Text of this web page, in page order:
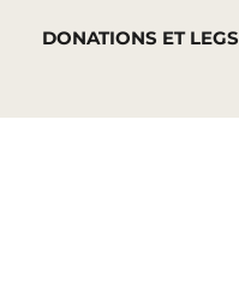
DONATIONS ET LEGS